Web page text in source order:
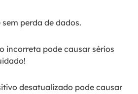
perda de dados.
incorreta pode causar sérios
desatualizado pode causar